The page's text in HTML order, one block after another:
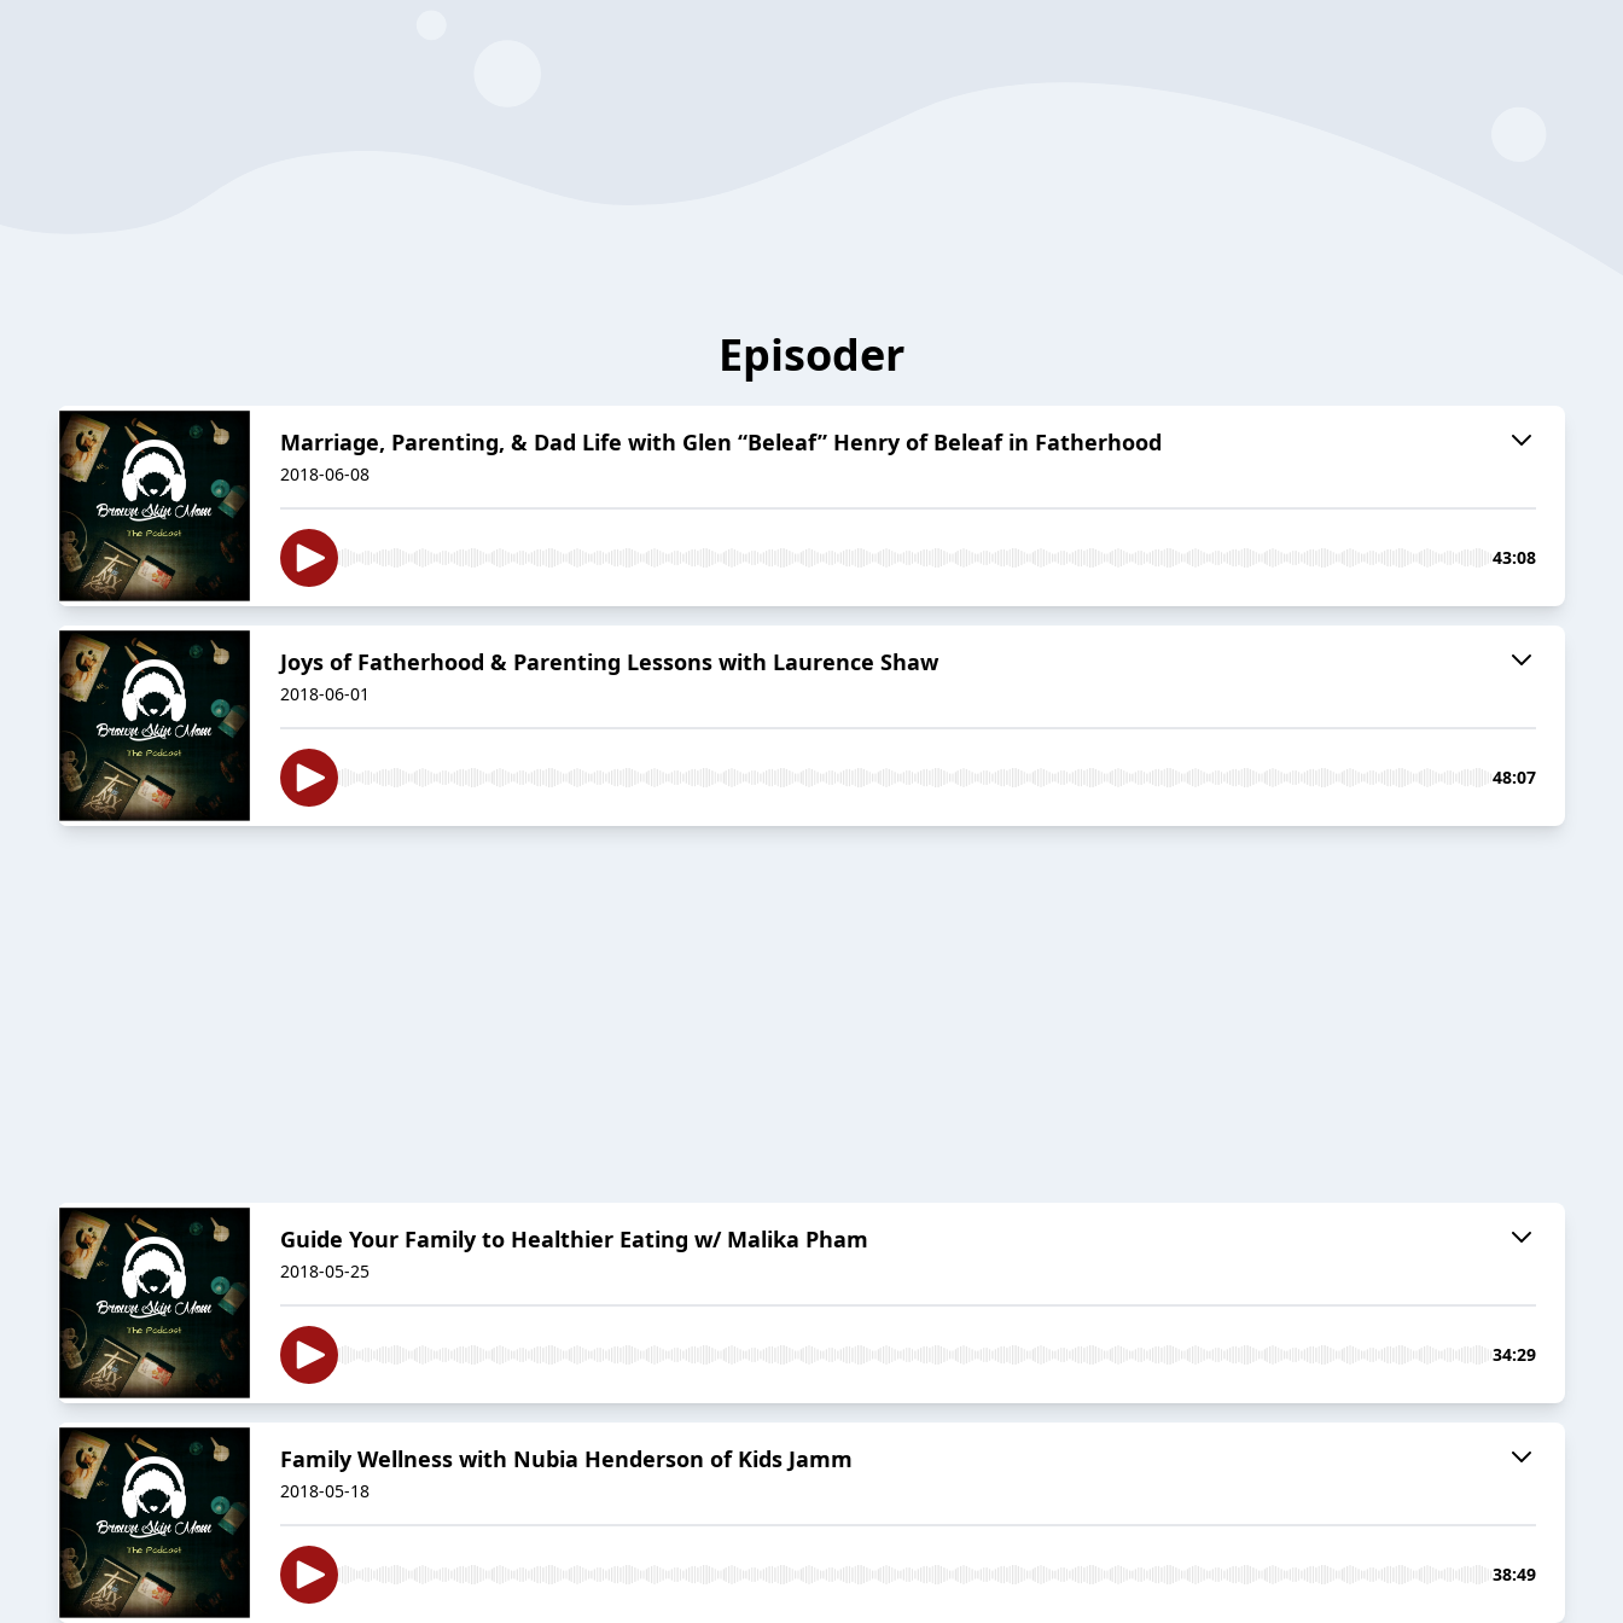
Episoder
Marriage, Parenting, & Dad Life with Glen “Beleaf” Henry of Beleaf in Fatherhood
2018-06-08
43:08
Joys of Fatherhood & Parenting Lessons with Laurence Shaw
2018-06-01
48:07
Guide Your Family to Healthier Eating w/ Malika Pham
2018-05-25
34:29
Family Wellness with Nubia Henderson of Kids Jamm
2018-05-18
38:49